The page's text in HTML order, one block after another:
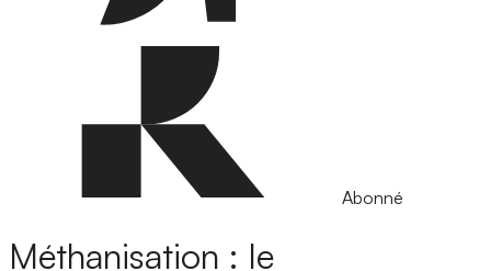
Abonné
Méthanisation : le